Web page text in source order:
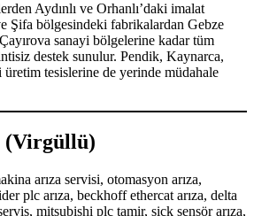
Aydınlı ve Orhanlı’daki imalat
Şifa bölgesindeki fabrikalardan Gebze
sanayi bölgelerine kadar tüm
destek sunulur. Pendik, Kaynarca,
tesislerine de yerinde müdahale
(Virgüllü)
arıza servisi, otomasyon arıza,
plc arıza, beckhoff ethercat arıza, delta
mitsubishi plc tamir, sick sensör arıza,